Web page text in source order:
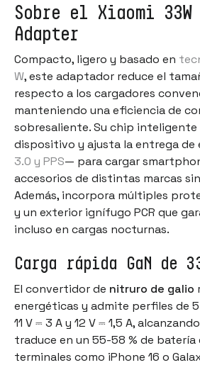
Sobre el Xiaomi 33W
Adapter
Compacto, ligero y basado en
W, este adaptador reduce el
respecto a los cargadores
manteniendo una eficiencia de
sobresaliente. Su chip
dispositivo y ajusta la entrega de
3.0 y PPS— para cargar
accesorios de distintas marcas
Además, incorpora múltiples
y un exterior ignífugo PCR que
incluso en cargas nocturnas.
Carga rápida GaN de
El convertidor de nitruro de galio
energéticas y admite perfiles de 5
11 V ⎓ 3 A y 12 V ⎓ 1,5 A,
traduce en un 55-58 % de batería
terminales como iPhone 16 o